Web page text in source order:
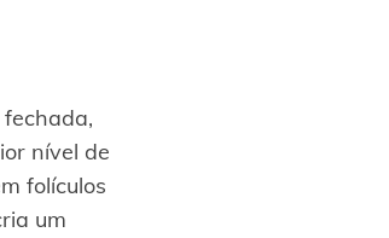
nível de
folículos
um